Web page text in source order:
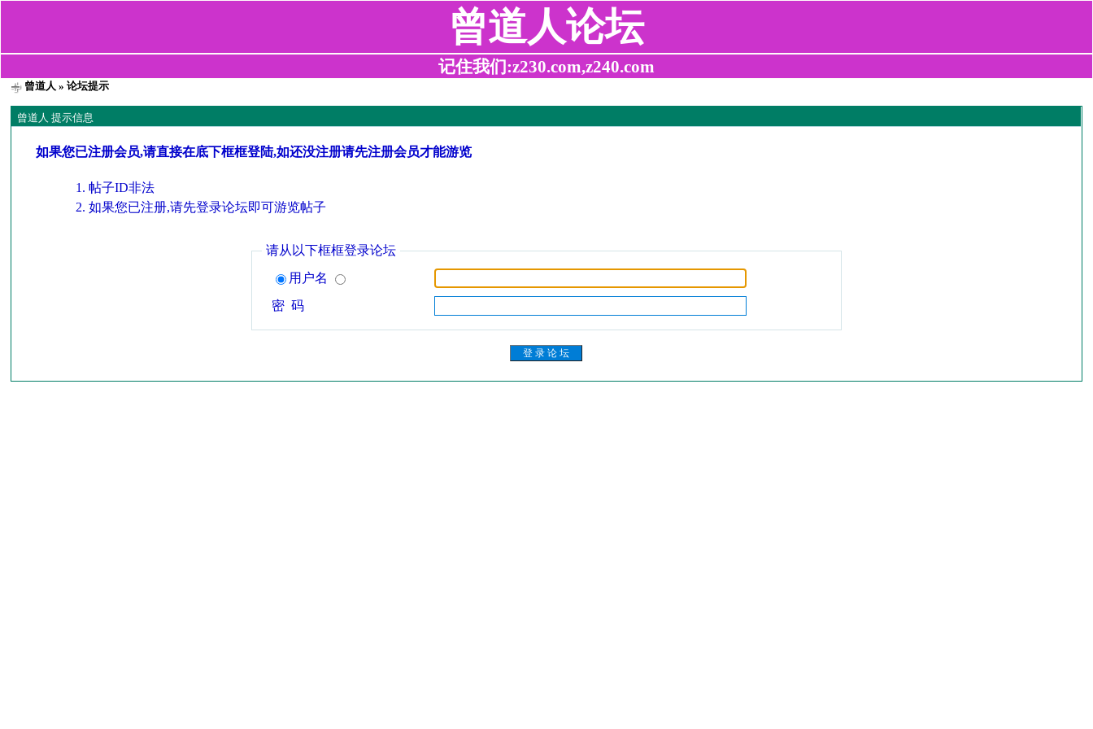
曾道人论坛
记住我们:z230.com,z240.com
曾道人 » 论坛提示
曾道人 提示信息
如果您已注册会员,请直接在底下框框登陆,如还没注册请先注册会员才能游览
帖子ID非法
如果您已注册,请先登录论坛即可游览帖子
请从以下框框登录论坛
用户名
密 码